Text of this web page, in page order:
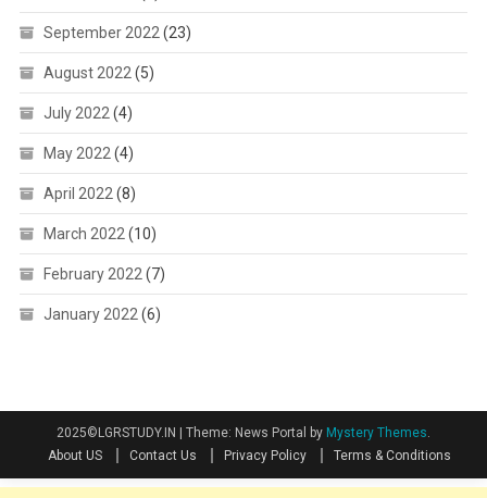
September 2022(23)
August 2022(5)
July 2022(4)
May 2022(4)
April 2022(8)
March 2022(10)
February 2022(7)
January 2022(6)
2025©LGRSTUDY.IN Theme: News Portal by Mystery Themes.
About US
Contact Us Privacy Policy Terms & Conditions